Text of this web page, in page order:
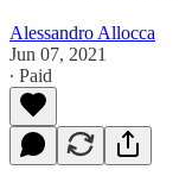
Alessandro Allocca
Jun 07, 2021
∙ Paid